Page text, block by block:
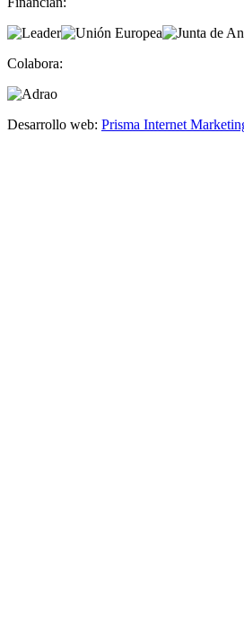
Colabora:
Desarrollo web: Prisma Internet